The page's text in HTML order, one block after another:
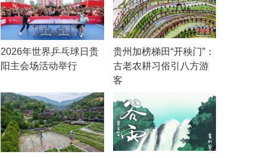
2026年世界乒乓球日贵
阳主会场活动举行
贵州加榜梯田“开秧门”：
古老农耕习俗引八方游
客